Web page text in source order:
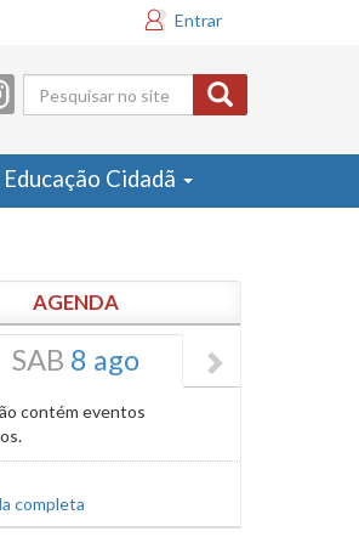
Entrar
Formulário
de busca
Educação Cidadã
AGENDA
SAB 8 ago
contém eventos
completa